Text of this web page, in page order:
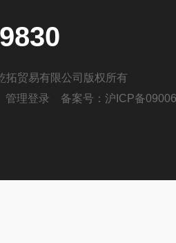
拓贸易有限公司版权所有
管理登录 备案号： 沪ICP备